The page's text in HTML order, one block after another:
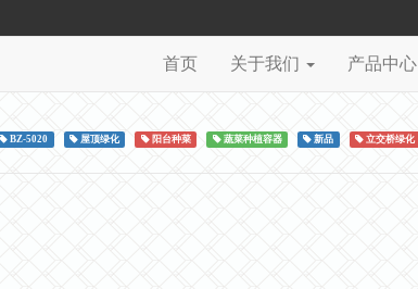
首页 关于我们 产品中心
BZ-5020 屋顶绿化 阳台种菜 蔬菜种植容器 新品 立交桥绿化